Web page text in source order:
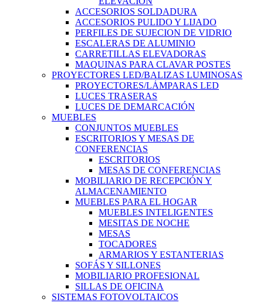
ACCESORIOS SOLDADURA
ACCESORIOS PULIDO Y LIJADO
PERFILES DE SUJECION DE VIDRIO
ESCALERAS DE ALUMINIO
CARRETILLAS ELEVADORAS
MAQUINAS PARA CLAVAR POSTES
PROYECTORES LED/BALIZAS LUMINOSAS
PROYECTORES/LÁMPARAS LED
LUCES TRASERAS
LUCES DE DEMARCACIÓN
MUEBLES
CONJUNTOS MUEBLES
ESCRITORIOS Y MESAS DE
CONFERENCIAS
ESCRITORIOS
MESAS DE CONFERENCIAS
MOBILIARIO DE RECEPCIÓN Y
ALMACENAMIENTO
MUEBLES PARA EL HOGAR
MUEBLES INTELIGENTES
MESITAS DE NOCHE
MESAS
TOCADORES
ARMARIOS Y ESTANTERIAS
SOFÁS Y SILLONES
MOBILIARIO PROFESIONAL
SILLAS DE OFICINA
SISTEMAS FOTOVOLTAICOS